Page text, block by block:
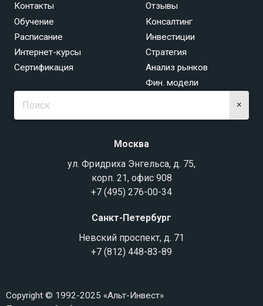
Контакты
Отзывы
Обучение
Расписание
Интернет-курсы
Сертификация
Консалтинг
Инвестиции
Стратегия
Анализ рынков
Фин. модели
×
Москва
ул. Фридриха Энгельса, д. 75,
корп. 21, офис 908
+7 (495) 276-00-34
Санкт-Петербург
Невский проспект, д. 71
+7 (812) 448-83-89
Copyright © 1992-2025 «Альт-Инвест»